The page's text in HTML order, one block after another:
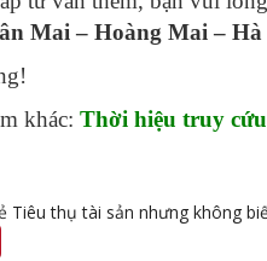
Mai – Hoàng Mai – Hà
khác: Thời hiệu truy
Tiêu thụ tài sản nhưng không